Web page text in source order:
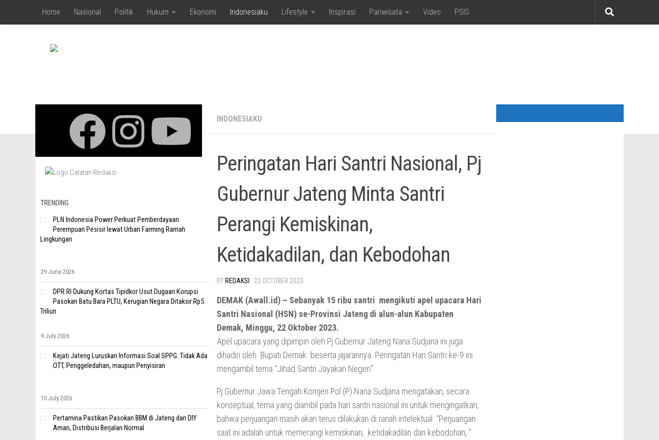
Skip to content
Home Nasional Politik Hukum Ekonomi Indonesiaku Lifestyle Inspirasi Pariwisata Video PSIS
INDONESIAKU
Peringatan Hari Santri Nasional, Pj
Gubernur Jateng Minta Santri
Perangi Kemiskinan,
Ketidakadilan, dan Kebodohan
BY REDAKSI · 22 OCTOBER 2023
DEMAK (Awall.id) – Sebanyak 15 ribu santri mengikuti apel upacara Hari
Santri Nasional (HSN) se-Provinsi Jateng di alun-alun Kabupaten
Demak, Minggu, 22 Oktober 2023.
Apel upacara yang dipimpin oleh Pj Gubernur Jateng Nana Sudjana ini juga
dihadiri oleh Bupati Demak beserta jajarannya. Peringatan Hari Santri ke-9 ini
mengambil tema “Jihad Santri Jayakan Negeri”.
Pj Gubernur Jawa Tengah Komjen Pol (P) Nana Sudjana mengatakan, secara
konseptual, tema yang diambil pada hari santri nasional ini untuk mengingatkan,
bahwa perjuangan masih akan terus dilakukan di ranah intelektual. “Perjuangan
saat ini adalah untuk memerangi kemiskinan, ketidakadilan dan kebodohan, ”
TRENDING
PLN Indonesia Power Perkuat Pemberdayaan
Perempuan Pesisir lewat Urban Farming Ramah
Lingkungan
29 June 2026
DPR RI Dukung Kortas Tipidkor Usut Dugaan Korupsi
Pasokan Batu Bara PLTU, Kerugian Negara Ditaksir Rp5
Triliun
9 July 2026
Kejati Jateng Luruskan Informasi Soal SPPG: Tidak Ada
OTT, Penggeledahan, maupun Penyisiran
10 July 2026
Pertamina Pastikan Pasokan BBM di Jateng dan DIY
Aman, Distribusi Berjalan Normal